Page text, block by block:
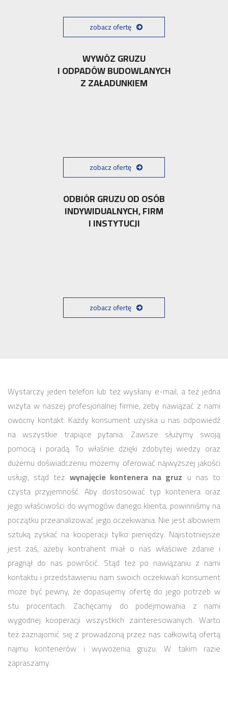
zobacz ofertę
WYWÓZ GRUZU
I ODPADÓW BUDOWLANYCH
Z ZAŁADUNKIEM
zobacz ofertę
ODBIÓR GRUZU OD OSÓB
INDYWIDUALNYCH, FIRM
I INSTYTUCJI
zobacz ofertę
Wystarczy jeden telefon lub też wysłany e-mail, a też jedna
wizyta w naszej profesjonalnej firmie, żeby nawiązać z nami
owocny kontakt. Każdy konsument uzyska u nas odpowiedź
na wszystkie trapiące pytania. Zawsze służymy swoją
pomocą i poradą. To właśnie dzięki zdobytej wiedzy oraz
dużemu doświadczeniu możemy oferować najwyższej jakości
usługi, stąd też wynajęcie kontenera na gruz u nas to
czysta przyjemność. Aby dostosować typ kontenera oraz
jego właściwości do wymogów danego klienta, powinniśmy na
początku przeanalizować jego oczekiwania. Nie jest albowiem
sztuką zyskać na kooperacji tylko pieniędzy. Najistotniejsze
jest zaś, ażeby kontrahent miał o nas właściwe zdanie i
pragnął do nas powrócić. Stąd też po nawiązaniu z nami
kontaktu i przedstawieniu nam swoich oczekiwań konsument
może być pewny, że dopasujemy ofertę do jego potrzeb w
stu procentach. Zachęcamy do podejmowania z nami
wygodnej kooperacji wszystkich zainteresowanych. Warto
też zaznajomić się z prowadzoną przez nas całkowitą ofertą
najmu kontenerów i wywożenia gruzu. W takim razie
zapraszamy.